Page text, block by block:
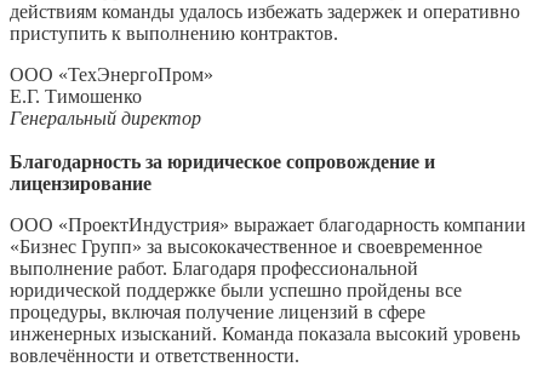
действиям команды удалось избежать задержек и оперативно
приступить к выполнению контрактов.
ООО «ТехЭнергоПром»
Е.Г. Тимошенко
Генеральный директор
Благодарность за юридическое сопровождение и
лицензирование
ООО «ПроектИндустрия» выражает благодарность компании
«Бизнес Групп» за высококачественное и своевременное
выполнение работ. Благодаря профессиональной
юридической поддержке были успешно пройдены все
процедуры, включая получение лицензий в сфере
инженерных изысканий. Команда показала высокий уровень
вовлечённости и ответственности.